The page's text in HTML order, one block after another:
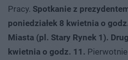
Pracy. Spotkanie z
poniedziałek 8 kwietnia o
Miasta (pl. Stary Rynek 1).
kwietnia o godz. 11.